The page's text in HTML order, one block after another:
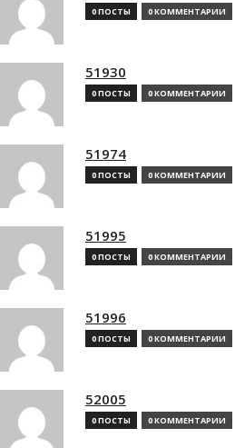
0 ПОСТЫ 0 КОММЕНТАРИИ
51930
0 ПОСТЫ 0 КОММЕНТАРИИ
51974
0 ПОСТЫ 0 КОММЕНТАРИИ
51995
0 ПОСТЫ 0 КОММЕНТАРИИ
51996
0 ПОСТЫ 0 КОММЕНТАРИИ
52005
0 ПОСТЫ 0 КОММЕНТАРИИ